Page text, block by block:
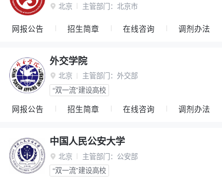
 北京 主管部门： 北京市
网报公告 招生简章 在线咨询 调剂办法
外交学院
 北京 主管部门： 外交部
“双一流”建设高校
网报公告 招生简章 在线咨询 调剂办法
中国人民公安大学
 北京 主管部门： 公安部
“双一流”建设高校